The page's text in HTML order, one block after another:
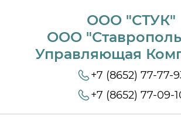
ООО "СТУК"
ООО
Управляющая
+7 (8652) 77-77-
+7 (8652) 77-09-